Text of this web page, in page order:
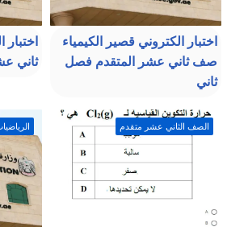
اختبار الكتروني قصير الكيمياء
صف ثاني عشر المتقدم فصل
ثاني
ثاني
الصف الثاني عشر متقدم